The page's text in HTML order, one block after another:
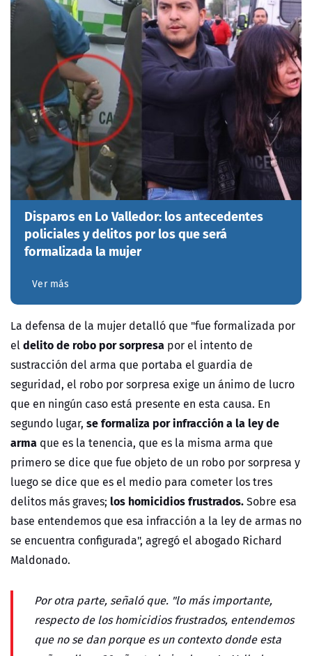
Disparos en Lo Valledor: los antecedentes
policiales y delitos por los que será
formalizada la mujer
Ver más
La defensa de la mujer detalló que "fue formalizada por
eldelito de robo por sorpresa por el intento de
sustracción del arma que portaba el guardia de
seguridad, el robo por sorpresa exige un ánimo de lucro
que en ningún caso está presente en esta causa. En
segundo lugar, se formaliza por infracción a la ley de
arma que es la tenencia, que es la misma arma que
primero se dice que fue objeto de un robo por sorpresa y
luego se dice que es el medio para cometer los tres
delitos más graves; los homicidios frustrados.Sobre esa
base entendemos que esa infracción a la ley de armas no
se encuentra configurada", agregó el abogado Richard
Maldonado.
Por otra parte, señaló que. "lo más importante,
respecto de los homicidios frustrados, entendemos
que no se dan porque es un contexto donde esta